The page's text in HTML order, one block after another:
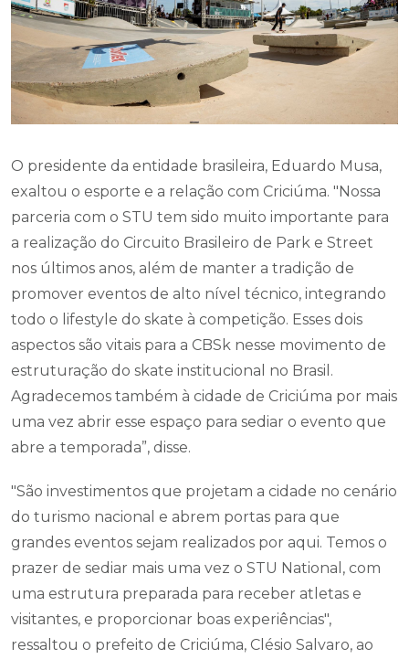
O presidente da entidade brasileira, Eduardo Musa,
exaltou o esporte e a relação com Criciúma. "Nossa
parceria com o STU tem sido muito importante para
a realização do Circuito Brasileiro de Park e Street
nos últimos anos, além de manter a tradição de
promover eventos de alto nível técnico, integrando
todo o lifestyle do skate à competição. Esses dois
aspectos são vitais para a CBSk nesse movimento de
estruturação do skate institucional no Brasil.
Agradecemos também à cidade de Criciúma por mais
uma vez abrir esse espaço para sediar o evento que
abre a temporada”, disse.
"São investimentos que projetam a cidade no cenário
do turismo nacional e abrem portas para que
grandes eventos sejam realizados por aqui. Temos o
prazer de sediar mais uma vez o STU National, com
uma estrutura preparada para receber atletas e
visitantes, e proporcionar boas experiências",
ressaltou o prefeito de Criciúma, Clésio Salvaro, ao